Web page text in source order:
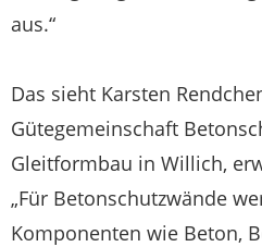
aus.“
Das sieht Karsten
Gütegemeinschaft
Gleitformbau in Willich,
„Für Betonschutzwände
Komponenten wie Beton,